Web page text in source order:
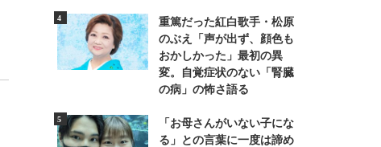
重篤だった紅白歌手・松原
のぶえ「声が出ず、顔色も
おかしかった」最初の異
変。自覚症状のない「腎臓
の病」の怖さ語る
「お母さんがいない子にな
る」との言葉に一度は諦め